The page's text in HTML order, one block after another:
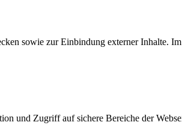
sowie zur Einbindung externer Inhalte.
und Zugriff auf sichere Bereiche der